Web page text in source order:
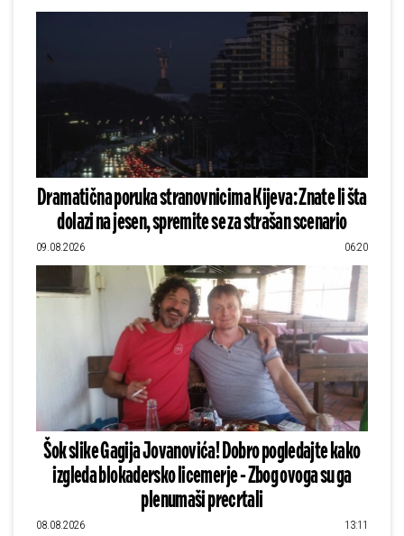
Dramatična poruka stranovnicima Kijeva: Znate li šta
dolazi na jesen, spremite se za strašan scenario
09.08.2026 06:20
Šok slike Gagija Jovanovića! Dobro pogledajte kako
izgleda blokadersko licemerje - Zbog ovoga su ga
plenumaši precrtali
08.08.2026 13:11